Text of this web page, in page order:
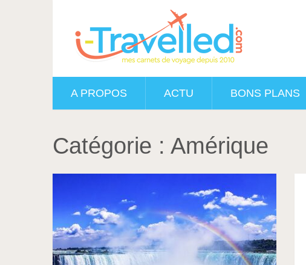
A PROPOS ACTU BONS PLANS
Catégorie : Amérique